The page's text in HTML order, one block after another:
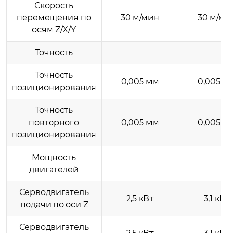
Скорость
перемещения по
осям Z/X/Y
30 м/мин 30 м/
Точность
Точность
позиционирования
0,005 мм 0,005
Точность
повторного
позиционирования
0,005 мм 0,005
Мощность
двигателей
Серводвигатель
подачи по оси Z
2,5 кВт 3,1
Серводвигатель